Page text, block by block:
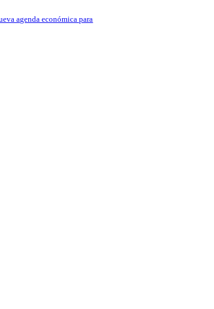
agenda económica para